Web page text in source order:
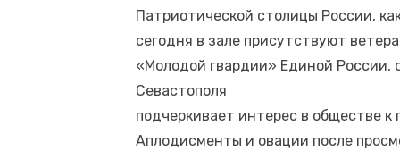
Патриотической столицы России,
сегодня в зале присутствуют
«Молодой гвардии» Единой России,
Севастополя
подчеркивает интерес в обществе
Аплодисменты и овации после